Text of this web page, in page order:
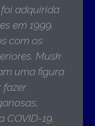
adquirida
em 1999.
com os
Musk
uma figura
fazer
COVID-19,